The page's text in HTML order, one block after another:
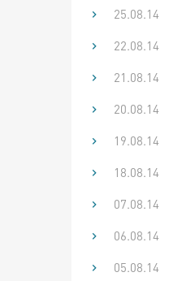
25.08.14
22.08.14
21.08.14
20.08.14
19.08.14
18.08.14
07.08.14
06.08.14
05.08.14